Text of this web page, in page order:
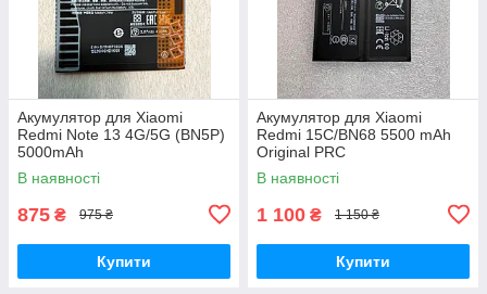
Акумулятор для Xiaomi
Redmi Note 13 4G/5G (BN5P)
5000mAh
В наявності
875 ₴ 975 ₴
Купити
Акумулятор для Xiaomi
Redmi 15C/BN68 5500 mAh
Original PRC
В наявності
1 100 ₴ 1 150 ₴
Купити